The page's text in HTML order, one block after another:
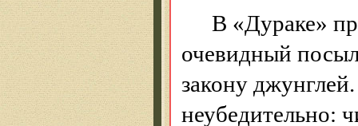
В «Дураке»
очевидный
закону
неубедительно: